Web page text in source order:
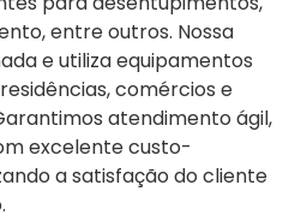
entre outros. Nossa
e utiliza equipamentos
comércios e
atendimento ágil,
excelente custo-
a satisfação do cliente